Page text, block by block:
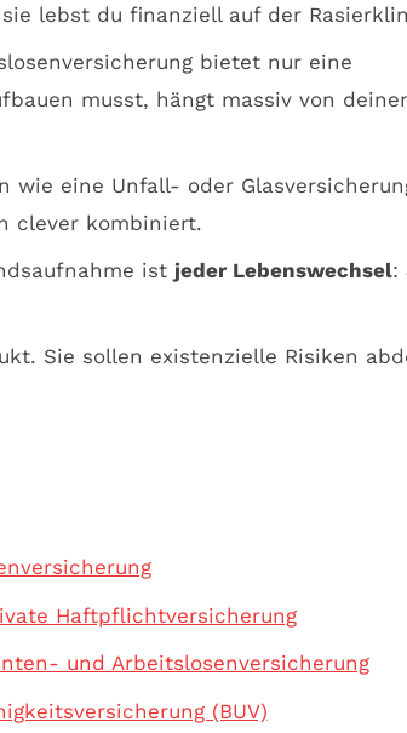
lebst du finanziell auf der
bietet nur eine
musst, hängt massiv von
wie eine Unfall- oder
clever kombiniert.
ist jeder Lebenswechsel:
Sie sollen existenzielle Risiken
Haftpflichtversicherung
und Arbeitslosenversicherung
(BUV)